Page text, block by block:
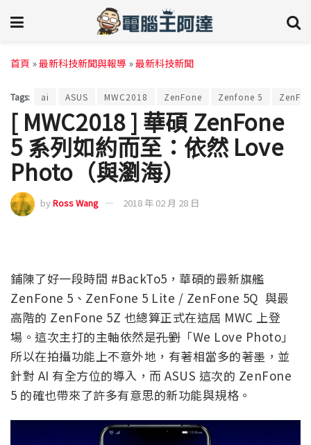
首頁 »最新科技新聞與報導 »最新科技新聞
Tags: ai ASUS MWC2018 ZenFone Zenfone 5
[ MWC2018 ] 華碩 ZenFone
5 系列如約而至：依然 Love
Photo（與瀏海）
byRoss Wang 2018 年 02 月 28 日
鋪陳了好一段時間 #BackTo5，華碩的最新旗艦
ZenFone 5、ZenFone 5 Lite / ZenFone 5Q 與最
高階的 ZenFone 5Z 也總算正式在這屆 MWC 上登
場。這次主打的主軸依然是孔劉 「We Love Photo」
所以在拍攝功能上不意外地，有著相當多的著墨，並
針對 AI 有全方位的導入，而 ASUS 這次的 ZenFone
5 的確也帶來了許多有意思的新功能與規格。